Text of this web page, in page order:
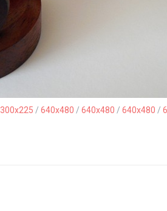
300x225 / 640x480 / 640x480 / 640x480 /